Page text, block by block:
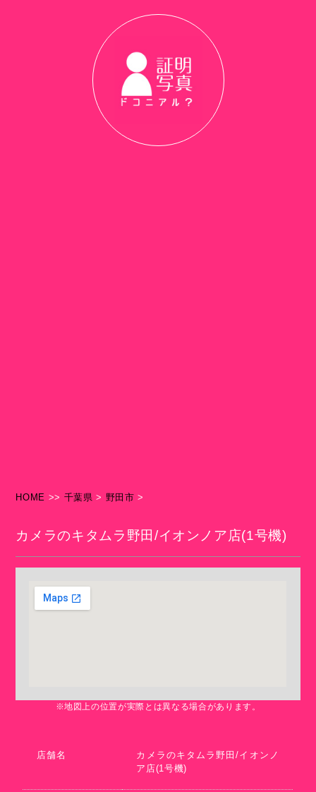
HOME >> 千葉県 > 野田市 >
カメラのキタムラ野田/イオンノア店(1号機)
※地図上の位置が実際とは異なる場合があります。
店舗名
カメラのキタムラ野田/イオンノ
ア店(1号機)